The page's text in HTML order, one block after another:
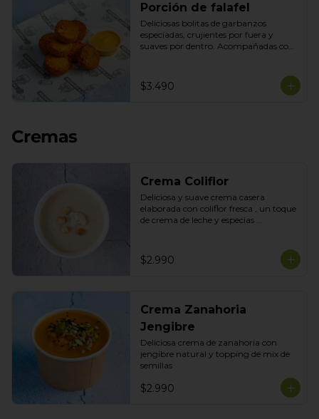
Porción de falafel
Deliciosas bolitas de garbanzos
especiadas, crujientes por fuera y
suaves por dentro. Acompañadas con
perfecto.
$3.490
Cremas
Crema Coliflor
Deliciosa y suave crema casera
elaborada con coliflor fresca , un toque
de crema de leche y especias
$2.990
Crema Zanahoria
Jengibre
Deliciosa crema de zanahoria con
jengibre natural y topping de mix de
semillas
$2.990